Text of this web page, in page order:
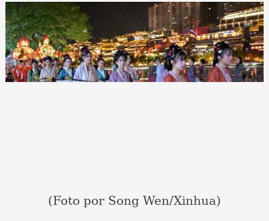
(Foto por Song Wen/Xinhua)